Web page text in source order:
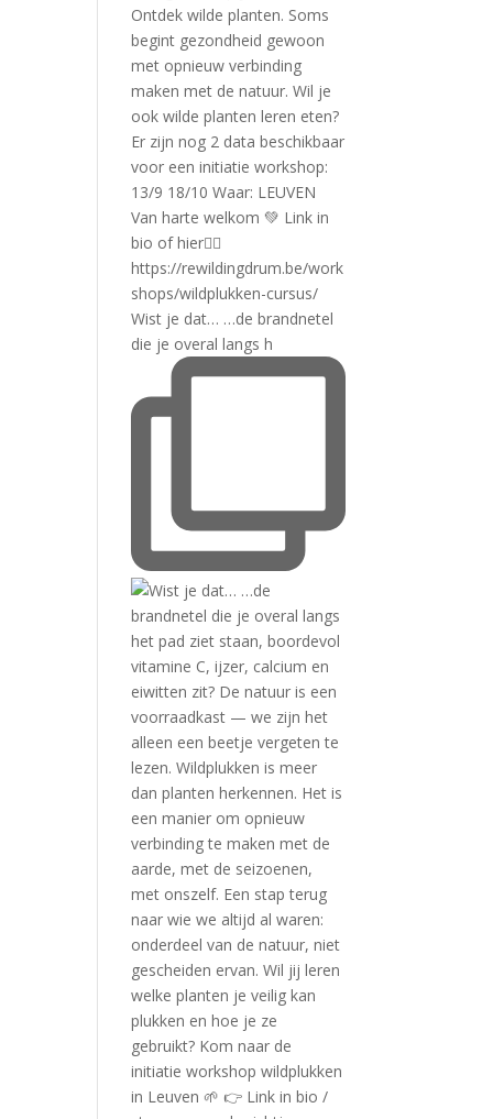
Wist je dat… …de brandnetel
die je overal langs h